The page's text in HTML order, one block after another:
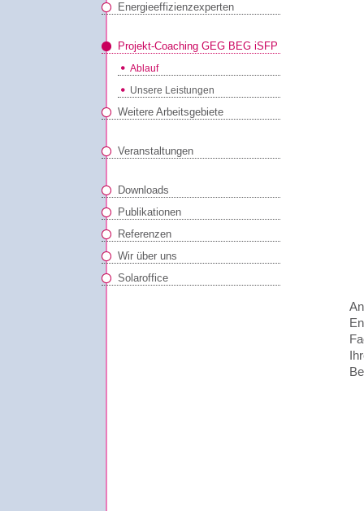
Energieeffizienzexperten
Projekt-Coaching GEG BEG iSFP
Ablauf
Unsere Leistungen
Weitere Arbeitsgebiete
Veranstaltungen
Downloads
Publikationen
Referenzen
Wir über uns
Solaroffice